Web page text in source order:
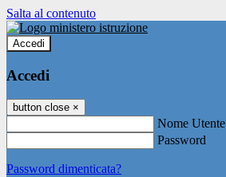
Salta al contenuto
Accedi
Accedi
button close ×
Nome Utente
Password
Password dimenticata?